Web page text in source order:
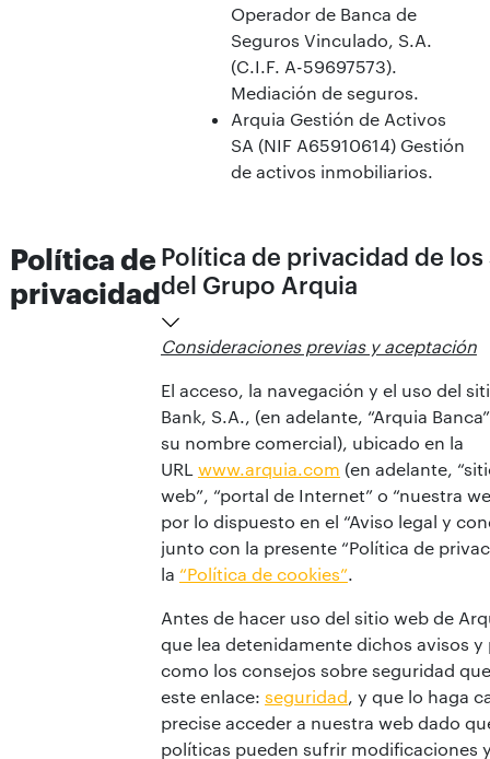
Operador de Banca de
Seguros Vinculado, S.A.
(C.I.F. A-59697573).
Mediación de seguros.
Arquia Gestión de Activos
SA (NIF A65910614) Gestión
de activos inmobiliarios.
Política de
privacidad
Política de privacidad de los
del Grupo Arquia
Consideraciones previas y aceptación
El acceso, la navegación y el uso del
Bank, S.A., (en adelante, “Arquia
su nombre comercial), ubicado en la
URL www.arquia.com (en adelante,
web”, “portal de Internet” o “nuestra
por lo dispuesto en el “Aviso legal y
junto con la presente “Política de
la “Política de cookies”.
Antes de hacer uso del sitio web de
que lea detenidamente dichos avisos y
como los consejos sobre seguridad
este enlace: seguridad, y que lo haga
precise acceder a nuestra web dado
políticas pueden sufrir modificaciones